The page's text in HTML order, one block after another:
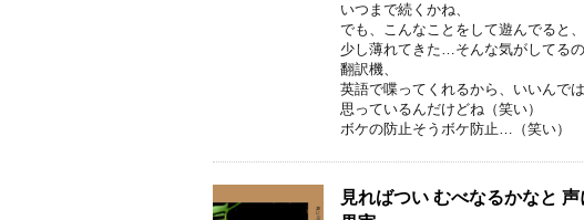
いつまで続くかね、
でも、こんなことをして遊んでると
少し薄れてきた…そんな気がしてる
翻訳機、
英語で喋ってくれるから、いいんで
思っているんだけどね（笑い）
ボケの防止そうボケ防止…（笑い）
見ればつい むべなるかなと